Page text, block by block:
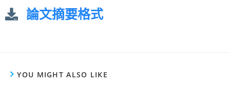
論文摘要格式
YOU MIGHT ALSO LIKE